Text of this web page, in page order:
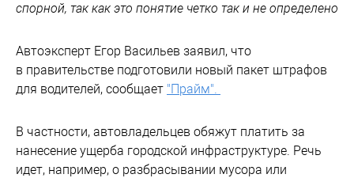
спорной, так как это понятие четко так и не определено
Автоэксперт Егор Васильев заявил, что
в правительстве подготовили новый пакет штрафов
для водителей, сообщает "Прайм".
В частности, автовладельцев обяжут платить за
нанесение ущерба городской инфраструктуре. Речь
идет, например, о разбрасывании мусора или